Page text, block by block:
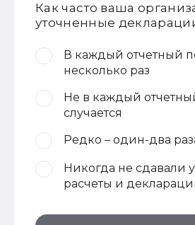
Как часто ваша
уточненные
В каждый отчетный
несколько раз
Не в каждый
случается
Редко – один-два
Никогда не сдавали
расчеты и